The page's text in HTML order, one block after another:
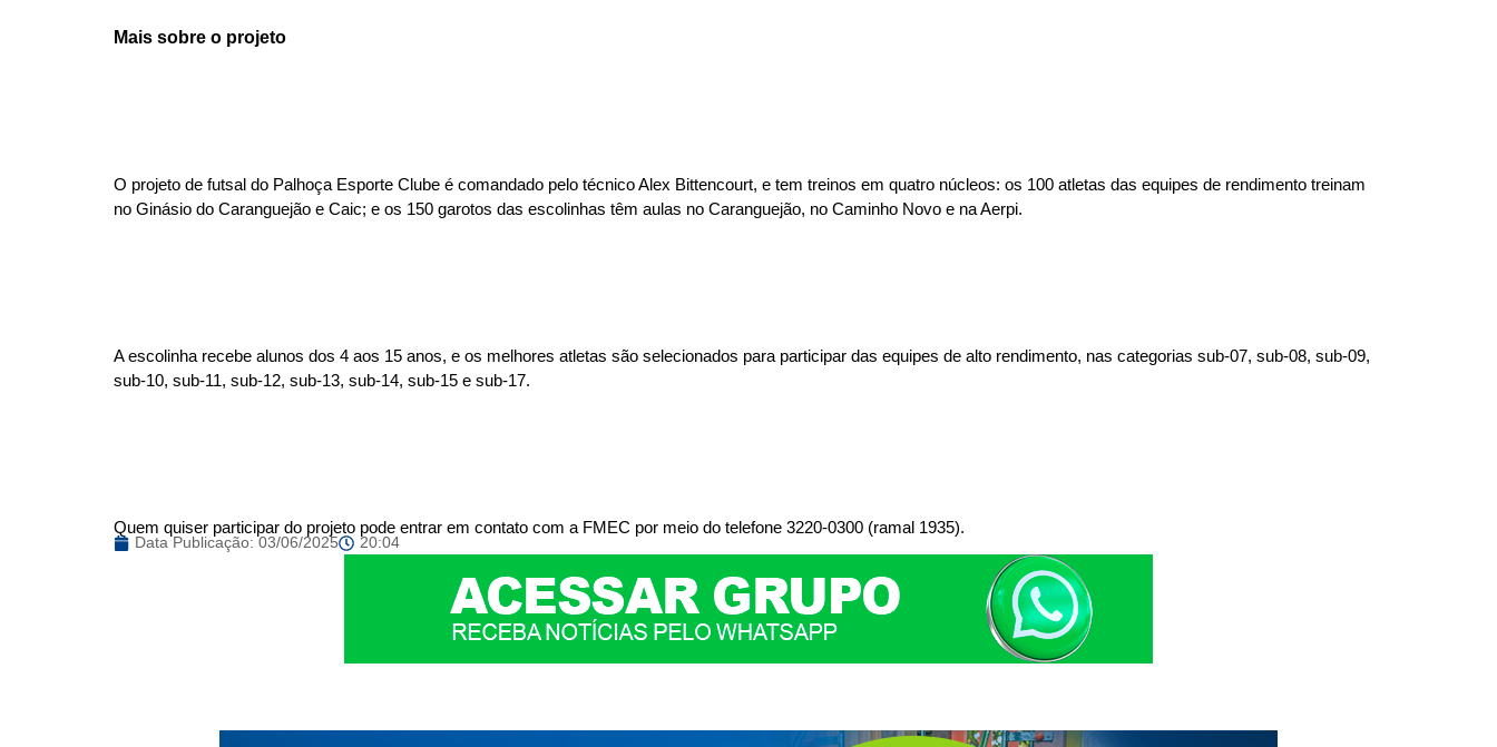
Mais sobre o projeto
O projeto de futsal do Palhoça Esporte Clube é comandado pelo técnico Alex Bittencourt, e tem treinos em quatro núcleos: os 100 atletas das equipes de rendimento treinam
no Ginásio do Caranguejão e Caic; e os 150 garotos das escolinhas têm aulas no Caranguejão, no Caminho Novo e na Aerpi.
A escolinha recebe alunos dos 4 aos 15 anos, e os melhores atletas são selecionados para participar das equipes de alto rendimento, nas categorias sub-07, sub-08, sub-09,
sub-10, sub-11, sub-12, sub-13, sub-14, sub-15 e sub-17.
Quem quiser participar do projeto pode entrar em contato com a FMEC por meio do telefone 3220-0300 (ramal 1935).
Data Publicação:03/06/2025 20:04